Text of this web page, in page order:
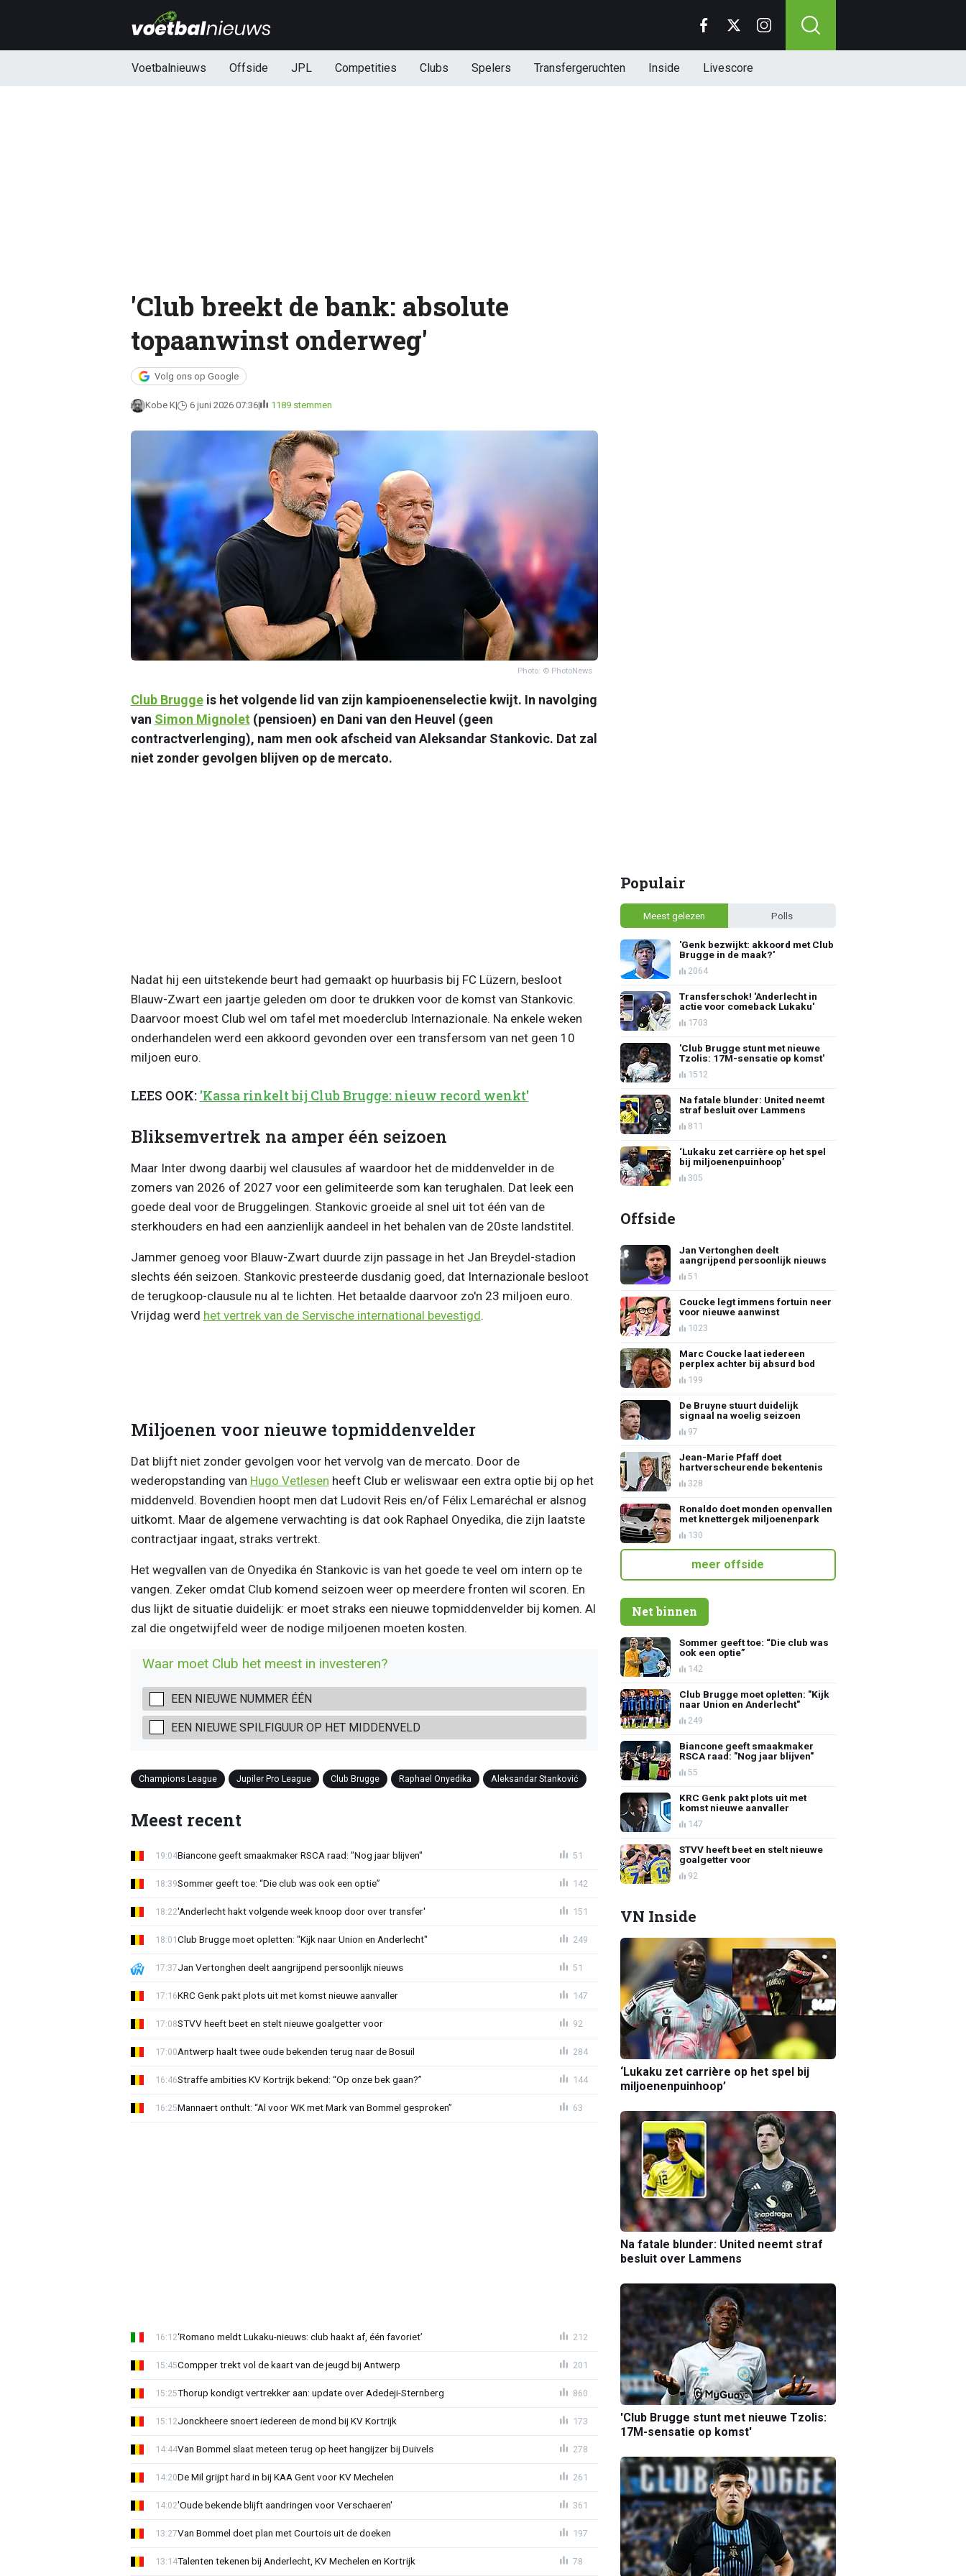
Voetbalnieuws Offside JPL Competities Clubs Spelers Transfergeruchten Inside Livescore
'Club breekt de bank: absolute
topaanwinst onderweg'
Volg ons op Google
Kobe K 6 juni 2026 07:36 1189 stemmen
Photo: © PhotoNews
Club Bruggeis het volgende lid van zijn kampioenenselectie kwijt. In navolging
van Simon Mignolet (pensioen) en Dani van den Heuvel (geen
contractverlenging), nam men ook afscheid van Aleksandar Stankovic. Dat zal
niet zonder gevolgen blijven op de mercato.
Nadat hij een uitstekende beurt had gemaakt op huurbasis bij FC Lüzern, besloot
Blauw-Zwart een jaartje geleden om door te drukken voor de komst van Stankovic.
Daarvoor moest Club wel om tafel met moederclub Internazionale. Na enkele weken
onderhandelen werd een akkoord gevonden over een transfersom van net geen 10
miljoen euro.
LEES OOK: 'Kassa rinkelt bij Club Brugge: nieuw record wenkt'
Bliksemvertrek na amper één seizoen
Maar Inter dwong daarbij wel clausules af waardoor het de middenvelder in de
zomers van 2026 of 2027 voor een gelimiteerde som kan terughalen. Dat leek een
goede deal voor de Bruggelingen. Stankovic groeide al snel uit tot één van de
sterkhouders en had een aanzienlijk aandeel in het behalen van de 20ste landstitel.
Jammer genoeg voor Blauw-Zwart duurde zijn passage in het Jan Breydel-stadion
slechts één seizoen. Stankovic presteerde dusdanig goed, dat Internazionale besloot
de terugkoop-clausule nu al te lichten. Het betaalde daarvoor zo'n 23 miljoen euro.
Vrijdag werd het vertrek van de Servische international bevestigd.
Miljoenen voor nieuwe topmiddenvelder
Dat blijft niet zonder gevolgen voor het vervolg van de mercato. Door de
wederopstanding van Hugo Vetlesen heeft Club er weliswaar een extra optie bij op het
middenveld. Bovendien hoopt men dat Ludovit Reis en/of Félix Lemaréchal er alsnog
uitkomt. Maar de algemene verwachting is dat ook Raphael Onyedika, die zijn laatste
contractjaar ingaat, straks vertrekt.
Het wegvallen van de Onyedika én Stankovic is van het goede te veel om intern op te
vangen. Zeker omdat Club komend seizoen weer op meerdere fronten wil scoren. En
dus lijkt de situatie duidelijk: er moet straks een nieuwe topmiddenvelder bij komen. Al
zal die ongetwijfeld weer de nodige miljoenen moeten kosten.
Waar moet Club het meest in investeren?
EEN NIEUWE NUMMER ÉÉN
EEN NIEUWE SPILFIGUUR OP HET MIDDENVELD
Champions League Jupiler Pro League Club Brugge Raphael Onyedika Aleksandar Stanković
Meest recent
Biancone geeft smaakmaker RSCA raad: "Nog jaar blijven"
19:04 51
Sommer geeft toe: “Die club was ook een optie”
18:39 142
'Anderlecht hakt volgende week knoop door over transfer'
18:22 151
Club Brugge moet opletten: "Kijk naar Union en Anderlecht"
18:01 249
Jan Vertonghen deelt aangrijpend persoonlijk nieuws
17:37 51
KRC Genk pakt plots uit met komst nieuwe aanvaller
17:16 147
STVV heeft beet en stelt nieuwe goalgetter voor
17:08 92
Antwerp haalt twee oude bekenden terug naar de Bosuil
17:00 284
Straffe ambities KV Kortrijk bekend: “Op onze bek gaan?”
16:46 144
Mannaert onthult: “Al voor WK met Mark van Bommel gesproken”
16:25 63
‘Romano meldt Lukaku-nieuws: club haakt af, één favoriet’
16:12 212
Compper trekt vol de kaart van de jeugd bij Antwerp
15:45 201
Thorup kondigt vertrekker aan: update over Adedeji-Sternberg
15:25 860
Jonckheere snoert iedereen de mond bij KV Kortrijk
15:12 173
Van Bommel slaat meteen terug op heet hangijzer bij Duivels
14:44 278
De Mil grijpt hard in bij KAA Gent voor KV Mechelen
14:20 261
'Oude bekende blijft aandringen voor Verschaeren'
14:02 361
Van Bommel doet plan met Courtois uit de doeken
13:27 197
Talenten tekenen bij Anderlecht, KV Mechelen en Kortrijk
13:14 78
Populair
Meest gelezen Polls
'Genk bezwijkt: akkoord met Club
Brugge in de maak?'
2064
Transferschok! 'Anderlecht in
actie voor comeback Lukaku'
1703
'Club Brugge stunt met nieuwe
Tzolis: 17M-sensatie op komst'
1512
Na fatale blunder: United neemt
straf besluit over Lammens
811
‘Lukaku zet carrière op het spel
bij miljoenenpuinhoop’
305
Offside
Jan Vertonghen deelt
aangrijpend persoonlijk nieuws
51
Coucke legt immens fortuin neer
voor nieuwe aanwinst
1023
Marc Coucke laat iedereen
perplex achter bij absurd bod
199
De Bruyne stuurt duidelijk
signaal na woelig seizoen
97
Jean-Marie Pfaff doet
hartverscheurende bekentenis
328
Ronaldo doet monden openvallen
met knettergek miljoenenpark
130
meer offside
Net binnen
Sommer geeft toe: “Die club was
ook een optie”
142
Club Brugge moet opletten: "Kijk
naar Union en Anderlecht"
249
Biancone geeft smaakmaker
RSCA raad: "Nog jaar blijven"
55
KRC Genk pakt plots uit met
komst nieuwe aanvaller
147
STVV heeft beet en stelt nieuwe
goalgetter voor
92
VN Inside
‘Lukaku zet carrière op het spel bij
miljoenenpuinhoop’
Na fatale blunder: United neemt straf
besluit over Lammens
'Club Brugge stunt met nieuwe Tzolis:
17M-sensatie op komst'